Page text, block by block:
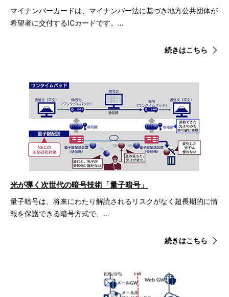
マイナンバーカードは、マイナンバー法に基づき地方公共団体が
希望者に交付するICカードです。…
続きはこちら
量子暗号は、将来にわたり解読されるリスクがなく超長期的に情
報を保護できる暗号方式で、…
続きはこちら
光が導く次世代の暗号技術「量子暗号」